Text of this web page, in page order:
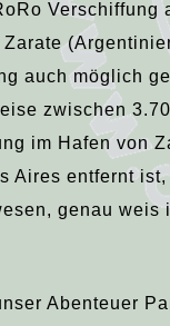
Verschiffung
Zarate
auch möglich
zwischen
im Hafen von
Aires entfernt ist,
genau weis
Abenteuer